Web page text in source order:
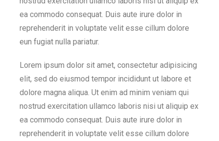
ea commodo consequat. Duis aute irure dolor in
reprehenderit in voluptate velit esse cillum dolore
eun fugiat nulla pariatur.
Lorem ipsum dolor sit amet, consectetur adipisicing
elit, sed do eiusmod tempor incididunt ut labore et
dolore magna aliqua. Ut enim ad minim veniam qui
nostrud exercitation ullamco laboris nisi ut aliquip ex
ea commodo consequat. Duis aute irure dolor in
reprehenderit in voluptate velit esse cillum dolore